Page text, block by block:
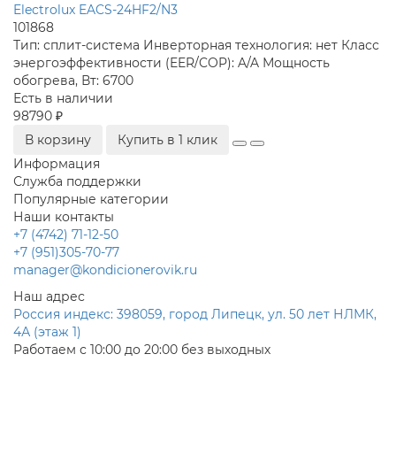
Electrolux EACS-24HF2/N3
101868
Тип: сплит-система Инверторная технология: нет Класс
энергоэффективности (EER/COP): A/A Мощность
обогрева, Вт: 6700
Есть в наличии
98790 ₽
В корзину
Купить в 1 клик
Информация
Служба поддержки
Популярные категории
Наши контакты
+7 (4742) 71-12-50
+7 (951)305-70-77
manager@kondicionerovik.ru
Наш адрес
Россия индекс: 398059, город Липецк, ул. 50 лет НЛМК,
4А (этаж 1)
Работаем с 10:00 до 20:00 без выходных